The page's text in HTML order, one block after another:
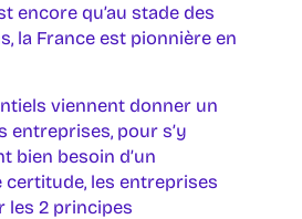
encore qu’au stade des
la France est pionnière en
viennent donner un
entreprises, pour s’y
bien besoin d’un
certitude, les entreprises
les 2 principes